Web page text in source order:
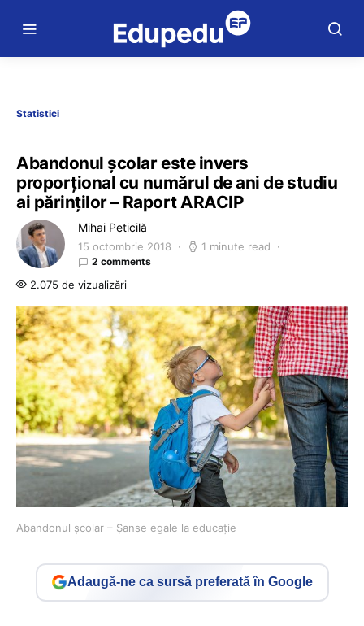
Statistici
Abandonul școlar este invers
proporțional cu numărul de ani de studiu
ai părinților – Raport ARACIP
Mihai Peticilă
15 octombrie 2018 1 minute read
2 comments
2.075 de vizualizări
Abandonul școlar – Șanse egale la educație
Adaugă-ne ca sursă preferată în Google